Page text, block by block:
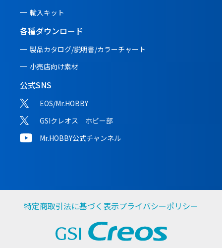
輸入キット
各種ダウンロード
製品カタログ/説明書/カラーチャート
小売店向け素材
公式SNS
EOS/Mr.HOBBY
GSIクレオス ホビー部
Mr.HOBBY公式チャンネル
特定商取引法に基づく表示プライバシーポリシー